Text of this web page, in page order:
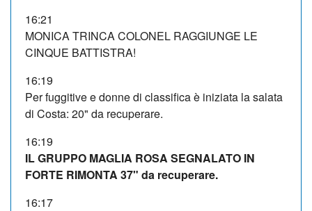
16:21
MONICA TRINCA COLONEL RAGGIUNGE LE
CINQUE BATTISTRA!
16:19
Per fuggitive e donne di classifica è iniziata la salata
di Costa: 20" da recuperare.
16:19
IL GRUPPO MAGLIA ROSA SEGNALATO IN
FORTE RIMONTA 37" da recuperare.
16:17